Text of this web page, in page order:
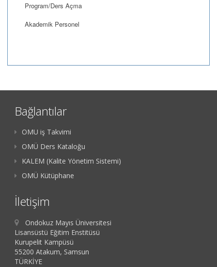
Program/Ders Açma
Akademik Personel
Bağlantılar
OMU iş Takvimi
OMÜ Ders Kataloğu
KALEM (Kalite Yönetim Sistemi)
OMÜ Kütüphane
İletişim
Ondokuz Mayıs Üniversitesi
Lisansüstü Eğitim Enstitüsü
Kurupelit Kampüsü
55200 Atakum, Samsun
TÜRKİYE